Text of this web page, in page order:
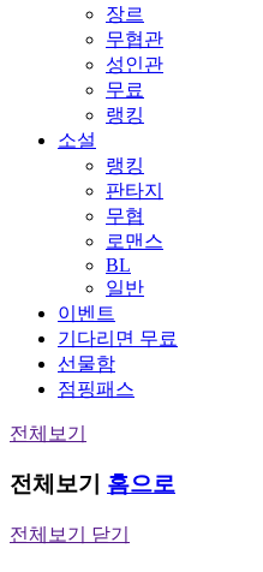
장르
무협관
성인관
무료
랭킹
소설
랭킹
판타지
무협
로맨스
BL
일반
이벤트
기다리면 무료
선물함
점핑패스
전체보기
전체보기 홈으로
전체보기 닫기